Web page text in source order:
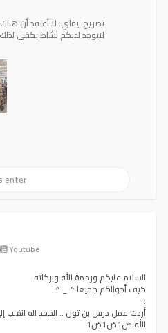
تصريح ليفاي: لا أعتقد أن
لايوجد لديكم نشاط يكفي
Youtube
السلام عليكم ورحمة الله وبركاته
كيف أحوالكم جميعا ^ _ ^
:
أردت عمل درس بن تول .. الحمد اله
الله ض1ض1ض1